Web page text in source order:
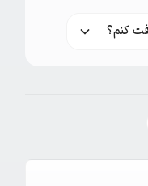
کنم؟